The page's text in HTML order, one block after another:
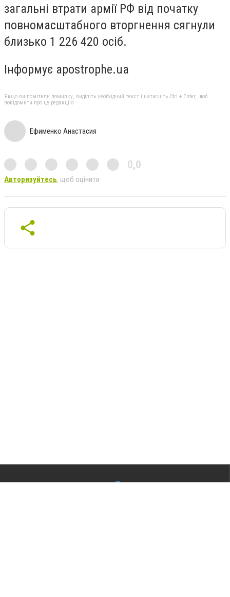
загальні втрати армії РФ від початку
повномасштабного вторгнення сягнули
близько 1 226 420 осіб.
Інформує apostrophe.ua
Якщо ви помітили помилку, виділіть необхідний текст і натисніть Ctrl + Enter, щоб
повідомити про це редакцію
Ефименко Анастасия
0,0
Авторизуйтесь, щоб оцінити